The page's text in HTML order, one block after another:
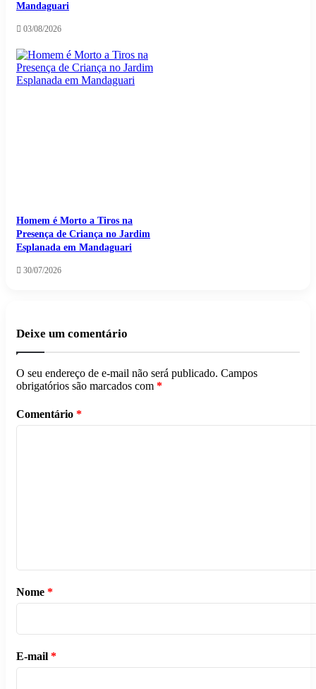
Mandaguari
03/08/2026
Homem é Morto a Tiros na
Presença de Criança no Jardim
Esplanada em Mandaguari
30/07/2026
Deixe um comentário
O seu endereço de e-mail não será publicado. Campos
obrigatórios são marcados com *
Comentário *
Nome *
E-mail *